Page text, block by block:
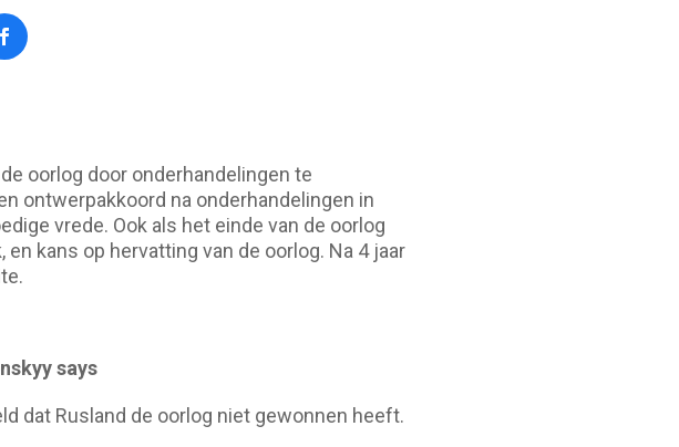
oorlog door onderhandelingen te
ontwerpakkoord na onderhandelingen in
vrede. Ook als het einde van de oorlog
kans op hervatting van de oorlog. Na 4 jaar
says
dat Rusland de oorlog niet gewonnen heeft.